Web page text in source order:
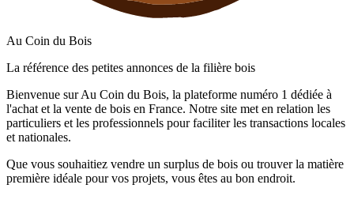
Au Coin du Bois
La référence des petites annonces de la filière bois
Bienvenue sur Au Coin du Bois, la plateforme numéro 1 dédiée à
l'achat et la vente de bois en France. Notre site met en relation les
particuliers et les professionnels pour faciliter les transactions locales
et nationales.
Que vous souhaitiez vendre un surplus de bois ou trouver la matière
première idéale pour vos projets, vous êtes au bon endroit.